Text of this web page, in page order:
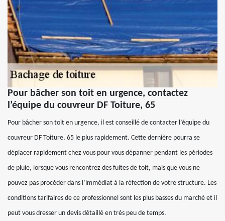
Pour bâcher son toit en urgence, contactez
l’équipe du couvreur DF Toiture, 65
Pour bâcher son toit en urgence, il est conseillé de contacter l’équipe du
couvreur DF Toiture, 65 le plus rapidement. Cette dernière pourra se
déplacer rapidement chez vous pour vous dépanner pendant les périodes
de pluie, lorsque vous rencontrez des fuites de toit, mais que vous ne
pouvez pas procéder dans l’immédiat à la réfection de votre structure. Les
conditions tarifaires de ce professionnel sont les plus basses du marché et il
peut vous dresser un devis détaillé en très peu de temps.